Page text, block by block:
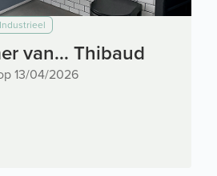
Industrieel
van... Thibaud
13/04/2026